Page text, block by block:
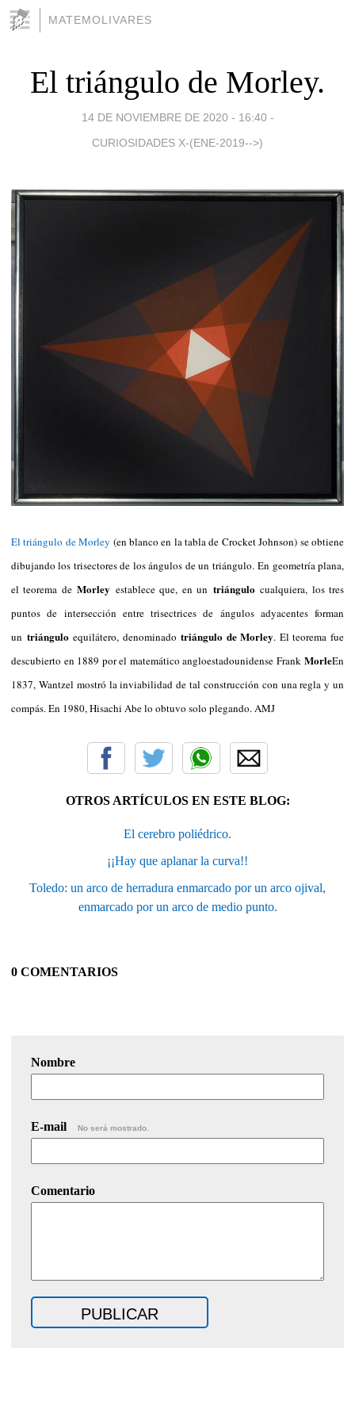
MATEMOLIVARES
El triángulo de Morley.
14 DE NOVIEMBRE DE 2020 - 16:40 -
CURIOSIDADES X-(ENE-2019-->)
El triángulo de Morley (en blanco en la tabla de Crocket Johnson) se obtiene
dibujando los trisectores de los ángulos de un triángulo.En geometría plana,
el teorema deMorley establece que, en un triángulocualquiera, los tres
puntos de intersección entre trisectrices de ángulos adyacentes forman
un triánguloequilátero, denominadotriángulo de Morley. El teorema fue
descubierto en 1889 por el matemático angloestadounidense Frank MorleEn
1837, Wantzel mostró la inviabilidad de tal construcción con una regla y un
compás. En 1980, Hisachi Abe lo obtuvo solo plegando. AMJ
OTROS ARTÍCULOS EN ESTE BLOG:
El cerebro poliédrico.
¡¡Hay que aplanar la curva!!
Toledo: un arco de herradura enmarcado por un arco ojival,
enmarcado por un arco de medio punto.
0 COMENTARIOS
Nombre
E-mail No será mostrado.
Comentario